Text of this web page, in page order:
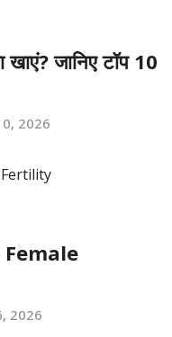
खाएं? जानिए टॉप 10
2026
2026